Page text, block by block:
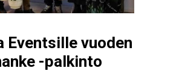
Eventsille vuoden
-palkinto